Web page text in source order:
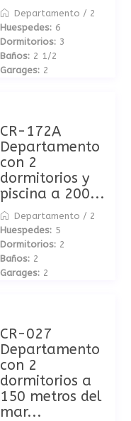
Departamento / 2
Huespedes: 6
Dormitorios: 3
Baños: 2 1/2
Garages: 2
CR-172A
Departamento
con 2
dormitorios y
piscina a 200...
Departamento / 2
Huespedes: 5
Dormitorios: 2
Baños: 2
Garages: 2
CR-027
Departamento
con 2
dormitorios a
150 metros del
mar...